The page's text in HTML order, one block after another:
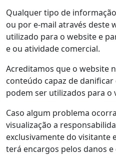
Qualquer tipo de
ou por e-mail através deste
utilizado para o website e
e ou atividade comercial.
Acreditamos que o website
conteúdo capaz de
podem ser utilizados para o
Caso algum problema
visualização a
exclusivamente do visitante
terá encargos pelos danos